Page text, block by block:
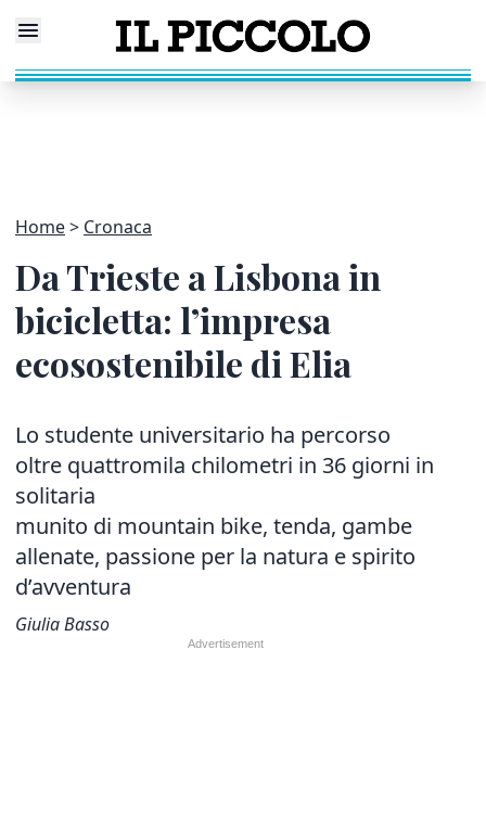
Home Cronaca
Da Trieste a Lisbona in
bicicletta: l’impresa
ecosostenibile di Elia
Lo studente universitario ha percorso
oltre quattromila chilometri in 36 giorni in
solitaria
munito di mountain bike, tenda, gambe
allenate, passione per la natura e spirito
d’avventura
Giulia Basso